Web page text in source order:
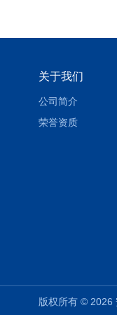
关于我们
公司简介
荣誉资质
版权所有 ©